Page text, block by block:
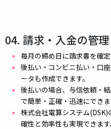
04. 請求・入金の管理
毎月の締め日に請求書を確定
後払い・コンビニ払い・口
ータも作成できます。
後払いの場合、与信依頼・
で簡単・正確・迅速にできま
株式会社電算システム
確性と効率性も実現できます